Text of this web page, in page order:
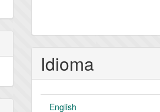
Idioma
English